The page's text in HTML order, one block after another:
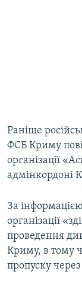
Раніше
ФСБ Криму
організації
адмінкордоні
За
організації
проведення
Криму, в тому
пропуску